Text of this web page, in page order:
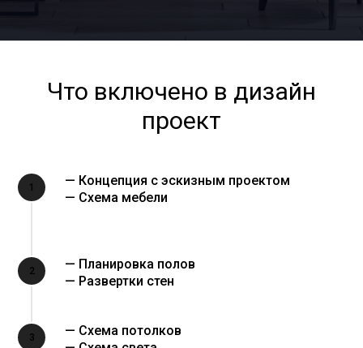
Что включено в дизайн
проект
1
— Концепция с эскизным проектом
— Схема мебели
2
— Планировка полов
— Развертки стен
3
— Схема потолков